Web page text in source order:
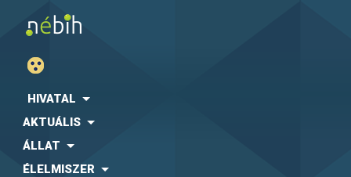
HIVATAL
AKTUÁLIS
ÁLLAT
ÉLELMISZER